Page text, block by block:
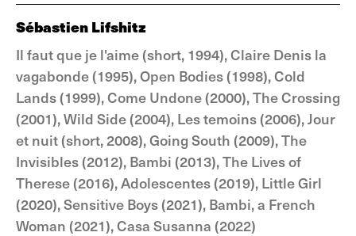
Sébastien Lifshitz
Il faut que je l'aime (short, 1994), Claire Denis la
vagabonde (1995), Open Bodies (1998), Cold
Lands (1999), Come Undone (2000), The Crossing
(2001), Wild Side (2004), Les temoins (2006), Jour
et nuit (short, 2008), Going South (2009), The
Invisibles (2012), Bambi (2013), The Lives of
Therese (2016), Adolescentes (2019), Little Girl
(2020), Sensitive Boys (2021), Bambi, a French
Woman (2021), Casa Susanna (2022)